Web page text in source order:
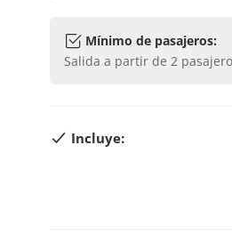
Mínimo de pasajeros:
Salida a partir de 2
Incluye: